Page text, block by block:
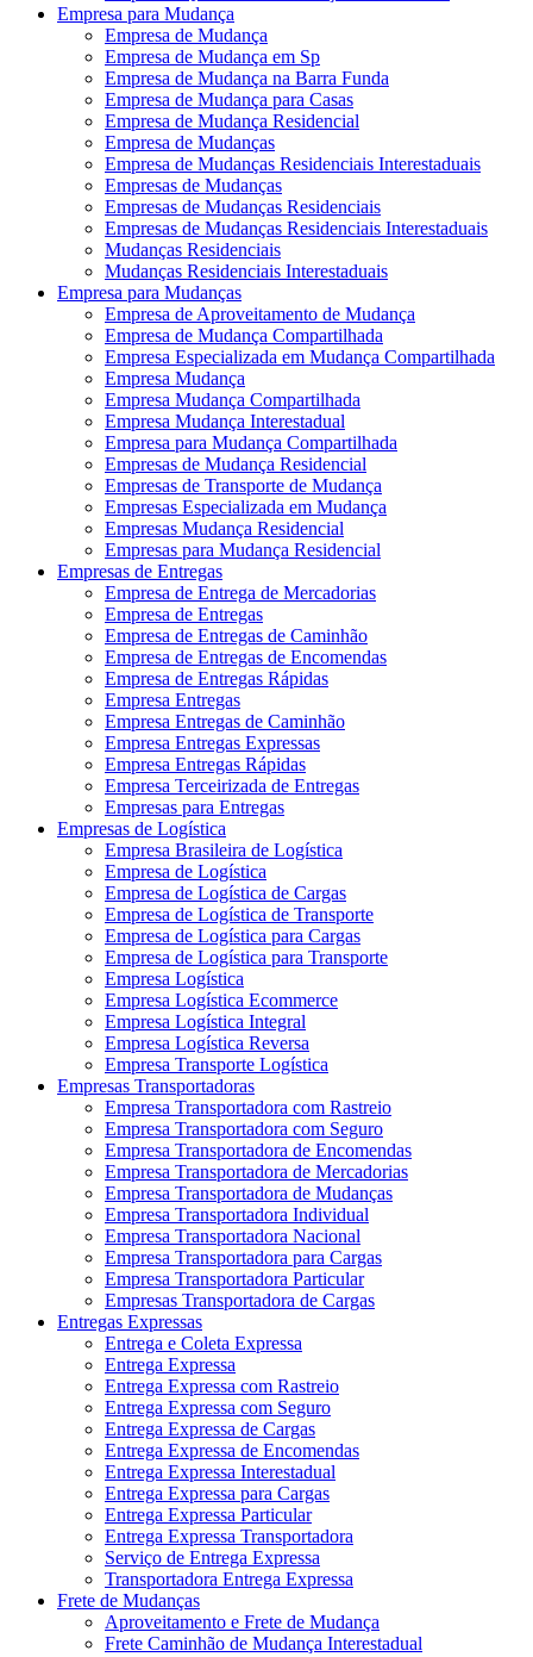
Empresa para Mudança
Empresa de Mudança
Empresa de Mudança em Sp
Empresa de Mudança na Barra Funda
Empresa de Mudança para Casas
Empresa de Mudança Residencial
Empresa de Mudanças
Empresa de Mudanças Residenciais Interestaduais
Empresas de Mudanças
Empresas de Mudanças Residenciais
Empresas de Mudanças Residenciais Interestaduais
Mudanças Residenciais
Mudanças Residenciais Interestaduais
Empresa para Mudanças
Empresa de Aproveitamento de Mudança
Empresa de Mudança Compartilhada
Empresa Especializada em Mudança Compartilhada
Empresa Mudança
Empresa Mudança Compartilhada
Empresa Mudança Interestadual
Empresa para Mudança Compartilhada
Empresas de Mudança Residencial
Empresas de Transporte de Mudança
Empresas Especializada em Mudança
Empresas Mudança Residencial
Empresas para Mudança Residencial
Empresas de Entregas
Empresa de Entrega de Mercadorias
Empresa de Entregas
Empresa de Entregas de Caminhão
Empresa de Entregas de Encomendas
Empresa de Entregas Rápidas
Empresa Entregas
Empresa Entregas de Caminhão
Empresa Entregas Expressas
Empresa Entregas Rápidas
Empresa Terceirizada de Entregas
Empresas para Entregas
Empresas de Logística
Empresa Brasileira de Logística
Empresa de Logística
Empresa de Logística de Cargas
Empresa de Logística de Transporte
Empresa de Logística para Cargas
Empresa de Logística para Transporte
Empresa Logística
Empresa Logística Ecommerce
Empresa Logística Integral
Empresa Logística Reversa
Empresa Transporte Logística
Empresas Transportadoras
Empresa Transportadora com Rastreio
Empresa Transportadora com Seguro
Empresa Transportadora de Encomendas
Empresa Transportadora de Mercadorias
Empresa Transportadora de Mudanças
Empresa Transportadora Individual
Empresa Transportadora Nacional
Empresa Transportadora para Cargas
Empresa Transportadora Particular
Empresas Transportadora de Cargas
Entregas Expressas
Entrega e Coleta Expressa
Entrega Expressa
Entrega Expressa com Rastreio
Entrega Expressa com Seguro
Entrega Expressa de Cargas
Entrega Expressa de Encomendas
Entrega Expressa Interestadual
Entrega Expressa para Cargas
Entrega Expressa Particular
Entrega Expressa Transportadora
Serviço de Entrega Expressa
Transportadora Entrega Expressa
Frete de Mudanças
Aproveitamento e Frete de Mudança
Frete Caminhão de Mudança Interestadual